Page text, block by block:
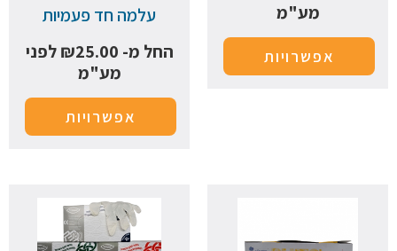
מע"מ
אפשרויות
עלמה חד פעמיות
החל מ-
₪25.00
לפני
מע"מ
אפשרויות